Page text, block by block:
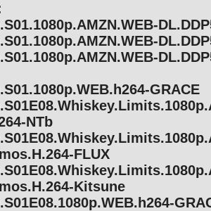
GRACE
NTb
FLUX
Kitsune